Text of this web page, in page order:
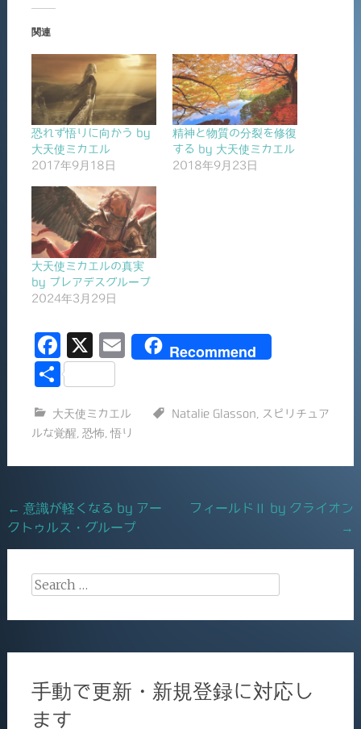
関連
恐れず悟りに向かう by
大天使ミカエル
2017年9月18日
精神と物質の分裂を修復
する by 大天使ミカエル
2018年9月23日
大天使ミカエルの真実
by プレアデスグループ
2024年3月29日
F
a
e
o
o
k
X
E
l
Recommend
共
大天使ミカエル Natalie Glasson
スピリチュア
ルな覚醒 恐怖 ,悟り
Post
navigation
← 意識が軽くなる by アー
クトゥルス・グループ
フィールドⅡ by クライオン
→
Search
手動で更新・新規登録に対応し
ます